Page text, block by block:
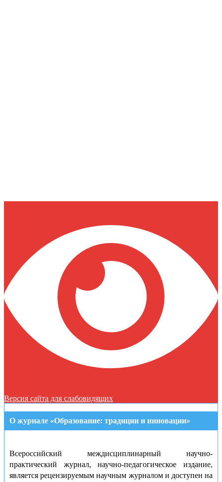
Версия сайта для слабовидящих
О журнале «Образование: традиции и инновации»
Всероссийский междисциплинарный научно-
практический журнал, научно-педагогическое издание,
является рецензируемым научным журналом и доступен на